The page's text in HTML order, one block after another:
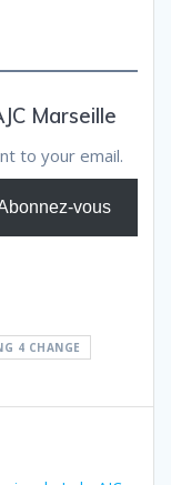
Marseille
to your email.
vous
4 CHANGE